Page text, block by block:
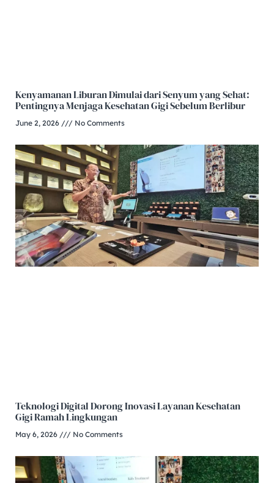
Kenyamanan Liburan Dimulai dari Senyum yang Sehat:
Pentingnya Menjaga Kesehatan Gigi Sebelum Berlibur
June 2, 2026 No Comments
Teknologi Digital Dorong Inovasi Layanan Kesehatan
Gigi Ramah Lingkungan
May 6, 2026 No Comments